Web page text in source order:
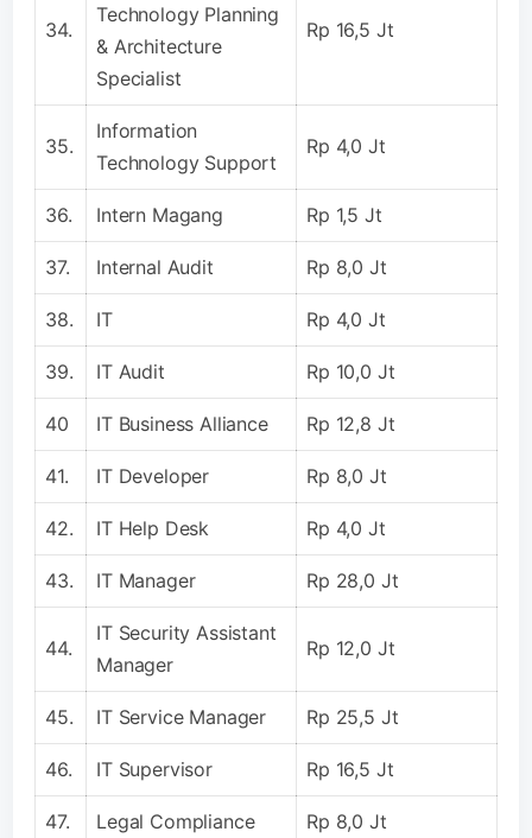
34.
Technology Planning
& Architecture
Specialist
Rp 16,5 Jt
35.
Information
Technology Support
Rp 4,0 Jt
36. Intern Magang Rp 1,5 Jt
37. Internal Audit Rp 8,0 Jt
38. IT Rp 4,0 Jt
39. IT Audit Rp 10,0 Jt
40 IT Business Alliance Rp 12,8 Jt
41. IT Developer Rp 8,0 Jt
42. IT Help Desk Rp 4,0 Jt
43. IT Manager Rp 28,0 Jt
44.
IT Security Assistant
Manager
Rp 12,0 Jt
45. IT Service Manager Rp 25,5 Jt
46. IT Supervisor Rp 16,5 Jt
47. Legal Compliance Rp 8,0 Jt